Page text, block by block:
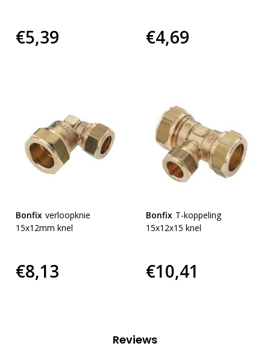
€5,39 €4,69
Bonfix verloopknie
15x12mm knel
€8,13
Bonfix T-koppeling
15x12x15 knel
€10,41
Reviews